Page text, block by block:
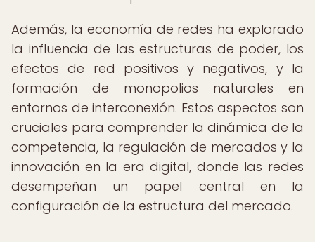
Además, la economía de redes ha explorado
la influencia de las estructuras de poder, los
efectos de red positivos y negativos, y la
formación de monopolios naturales en
entornos de interconexión. Estos aspectos son
cruciales para comprender la dinámica de la
competencia, la regulación de mercados y la
innovación en la era digital, donde las redes
desempeñan un papel central en la
configuración de la estructura del mercado.